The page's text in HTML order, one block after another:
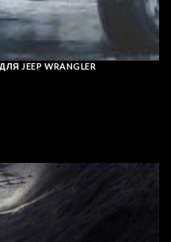
JEEP WRANGLER